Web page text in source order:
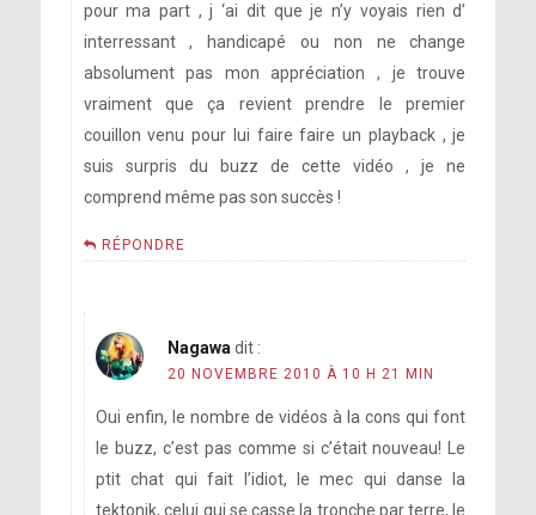
pour ma part , j ‘ai dit que je n’y voyais rien d’
interressant , handicapé ou non ne change
absolument pas mon appréciation , je trouve
vraiment que ça revient prendre le premier
couillon venu pour lui faire faire un playback , je
suis surpris du buzz de cette vidéo , je ne
comprend même pas son succès !
RÉPONDRE
Nagawa dit :
20 NOVEMBRE 2010 À 10 H 21 MIN
Oui enfin, le nombre de vidéos à la cons qui font
le buzz, c’est pas comme si c’était nouveau! Le
ptit chat qui fait l’idiot, le mec qui danse la
tektonik, celui qui se casse la tronche par terre, le